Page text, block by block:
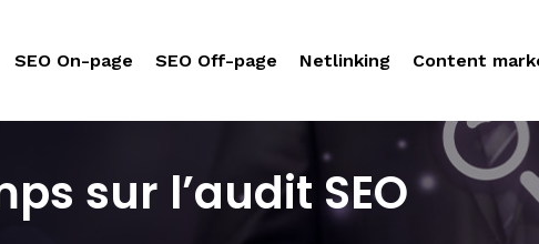
SEO On-page SEO Off-page Netlinking Content
sur l’audit SEO